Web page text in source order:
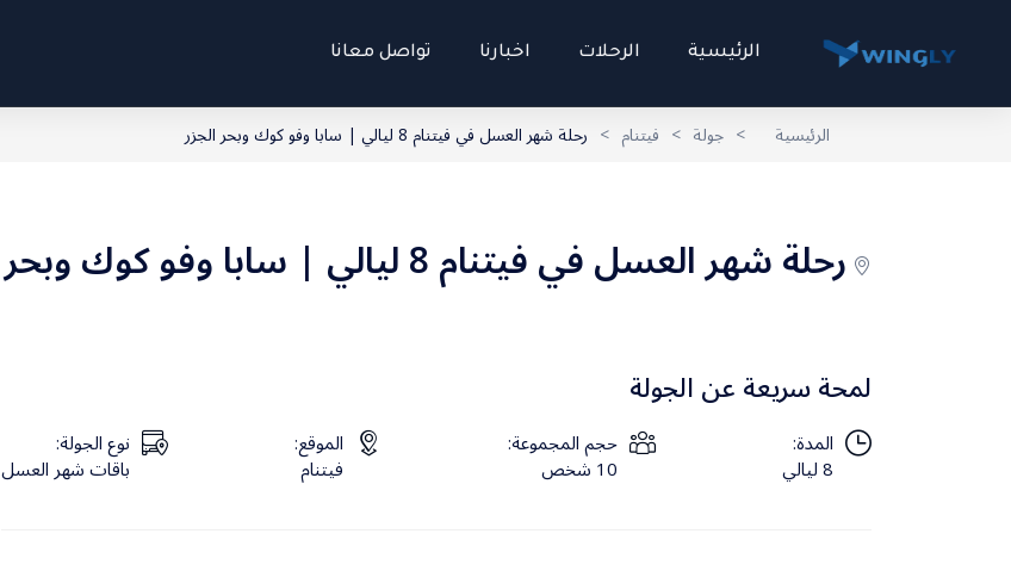
الرئيسية الرحلات اخبارنا تواصل معانا
الرئيسية > جولة > فيتنام > رحلة شهر العسل في فيتنام 8 ليالي | سابا وفو كوك وبحر الجزر
رحلة شهر العسل في فيتنام 8 ليالي | سابا وفو كوك وبحر الجزر
لمحة سريعة عن الجولة
المدة:
8 ليالي
حجم المجموعة:
10 شخص
الموقع:
فيتنام
نوع الجولة:
باقات شهر العسل